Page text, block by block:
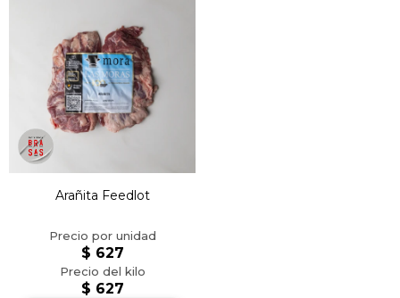
Arañita Feedlot
$ 627
$ 627